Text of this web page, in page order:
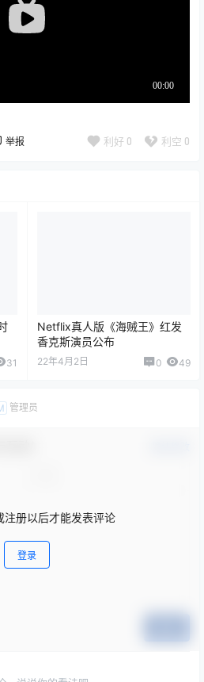
举报 利好 0 利空 0
31
Netflix真人版《海贼王》红发
香克斯演员公布
22年4月2日 0 49
管理员
注册以后才能发表评论
登录